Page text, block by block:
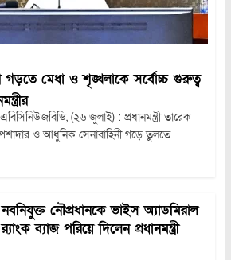
গড়তে মেধা ও শৃঙ্খলাকে সর্বোচ্চ গুরুত্ব
(২৬ জুলাই) : প্রধানমন্ত্রী তারেক
ও আধুনিক সেনাবাহিনী গড়ে তুলতে
নবনিযুক্ত নৌপ্রধানকে ভাইস অ্যাডমিরাল
র‍্যাংক ব্যাজ পরিয়ে দিলেন প্রধানমন্ত্রী